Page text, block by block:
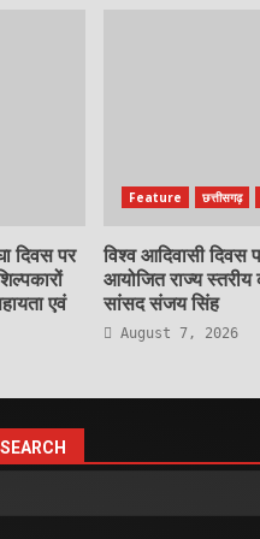
दिवस पर
एवं
Feature छत्तीसगढ़
विश्व आदिवासी दिवस
आयोजित राज्य स्तरीय
सांसद संजय सिंह
August 7, 2026
SEARCH